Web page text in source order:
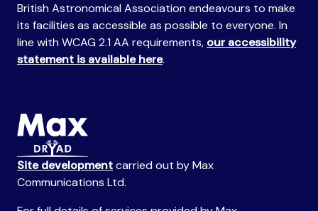
British Astronomical Association endeavours to make
its facilities as accessible as possible to everyone. In
line with WCAG 2.1 AA requirements, our accessibility
statement is available here.
Site developmentcarried out by Max
Communications Ltd.